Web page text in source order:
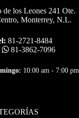
de los Leones 241 Ote.
Monterrey, N.L.
81-2721-8484
81-3862-7096
10:00 am - 7:00 pm